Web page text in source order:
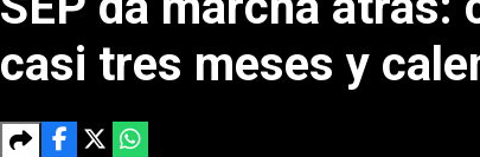
casi tres meses y